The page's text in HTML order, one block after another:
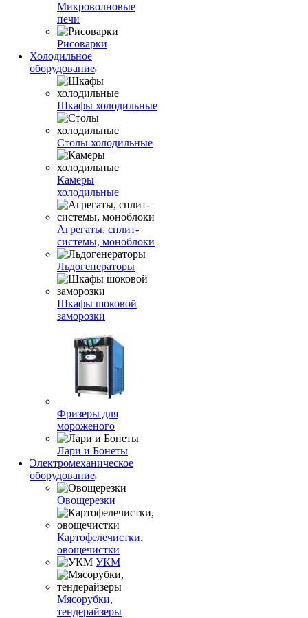
Микроволновые
печи
Рисоварки
Холодильное
оборудование
Шкафы холодильные
Столы холодильные
Камеры
холодильные
Агрегаты, сплит-
системы, моноблоки
Льдогенераторы
Шкафы шоковой
заморозки
Фризеры для
мороженого
Лари и Бонеты
Электромеханическое
оборудование
Овощерезки
Картофелечистки,
овощечистки
УКМ
Мясорубки,
тендерайзеры